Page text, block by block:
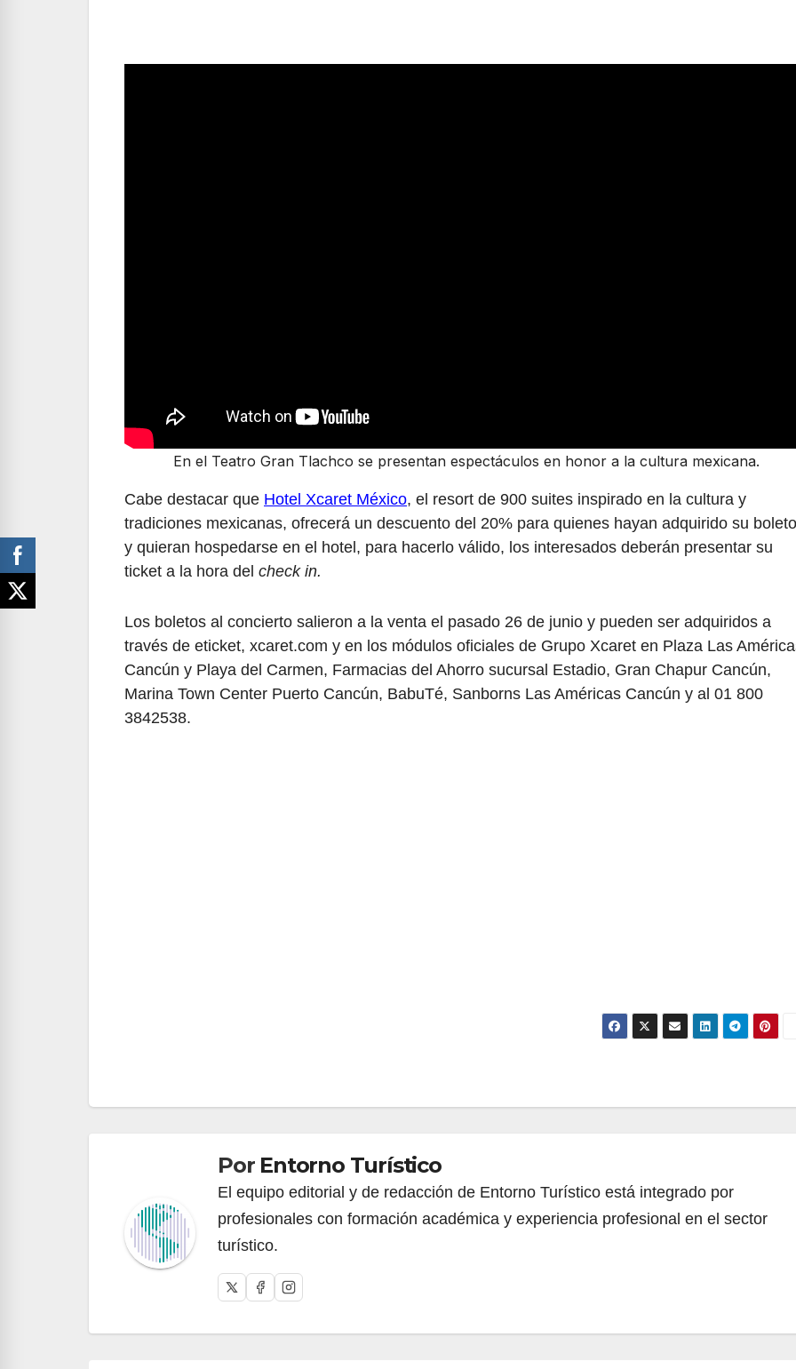
En el Teatro Gran Tlachco se presentan espectáculos en honor a la cultura mexicana.
Cabe destacar que Hotel Xcaret México, el resort de 900 suites inspirado en la cultura y
tradiciones mexicanas, ofrecerá un descuento del 20% para quienes hayan adquirido su boleto
y quieran hospedarse en el hotel, para hacerlo válido, los interesados deberán presentar su
ticket a la hora del check in.
Los boletos al concierto salieron a la venta el pasado 26 de junio y pueden ser adquiridos a
través de eticket, xcaret.com y en los módulos oficiales de Grupo Xcaret en Plaza Las
Cancún y Playa del Carmen, Farmacias del Ahorro sucursal Estadio, Gran Chapur Cancún,
Marina Town Center Puerto Cancún, BabuTé, Sanborns Las Américas Cancún y al 01 800
3842538.
de
entradas
Por Entorno Turístico
El equipo editorial y de redacción de Entorno Turístico está integrado por
profesionales con formación académica y experiencia profesional en el sector
turístico.